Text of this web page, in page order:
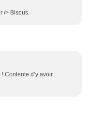
/> Bisous.
Contente d’y avoir